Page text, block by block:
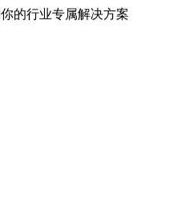
的行业专属解决方案